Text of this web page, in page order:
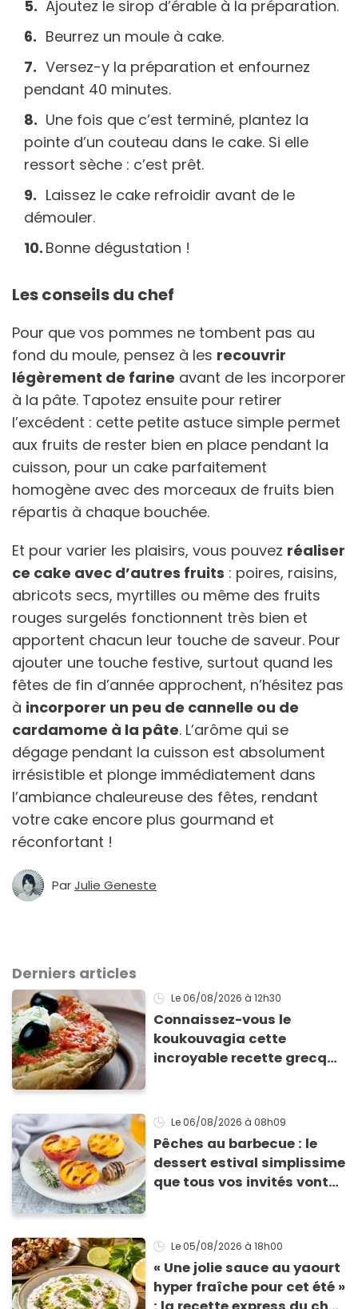
Ajoutez le sirop d’érable à la préparation.
Beurrez un moule à cake.
Versez-y la préparation et enfournez
pendant 40 minutes.
Une fois que c’est terminé, plantez la
pointe d’un couteau dans le cake. Si elle
ressort sèche : c’est prêt.
Laissez le cake refroidir avant de le
démouler.
Bonne dégustation !
Les conseils du chef
Pour que vos pommes ne tombent pas au
fond du moule, pensez à les recouvrir
légèrement de farine avant de les incorporer
à la pâte. Tapotez ensuite pour retirer
l’excédent : cette petite astuce simple permet
aux fruits de rester bien en place pendant la
cuisson, pour un cake parfaitement
homogène avec des morceaux de fruits bien
répartis à chaque bouchée.
Et pour varier les plaisirs, vous pouvez réaliser
ce cake avec d’autres fruits : poires, raisins,
abricots secs, myrtilles ou même des fruits
rouges surgelés fonctionnent très bien et
apportent chacun leur touche de saveur. Pour
ajouter une touche festive, surtout quand les
fêtes de fin d’année approchent, n’hésitez pas
à incorporer un peu de cannelle ou de
cardamome à la pâte. L’arôme qui se
dégage pendant la cuisson est absolument
irrésistible et plonge immédiatement dans
l’ambiance chaleureuse des fêtes, rendant
votre cake encore plus gourmand et
réconfortant !
ParJulie Geneste
Derniers articles
Le 06/08/2026 à 12h30
Connaissez-vous le
koukouvagia cette
incroyable recette grecque
Le 06/08/2026 à 08h09
Pêches au barbecue : le
dessert estival simplissime
que tous vos invités vont
Le 05/08/2026 à 18h00
« Une jolie sauce au yaourt
hyper fraîche pour cet été »